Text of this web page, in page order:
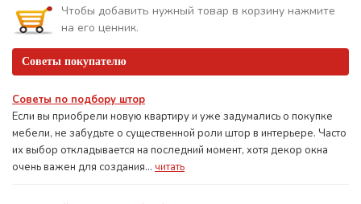
Чтобы добавить нужный товар в корзину нажмите
на его ценник.
Советы покупателю
Советы по подбору штор
Если вы приобрели новую квартиру и уже задумались о покупке
мебели, не забудьте о существенной роли штор в интерьере. Часто
их выбор откладывается на последний момент, хотя декор окна
очень важен для создания... читать